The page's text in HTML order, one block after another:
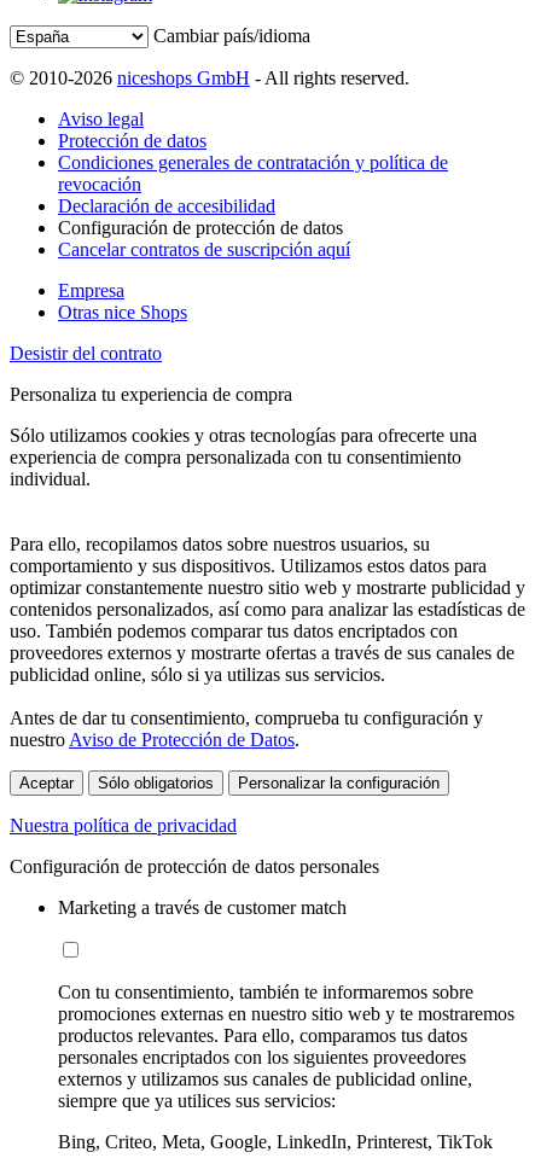
Cambiar país/idioma
© 2010-2026 niceshops GmbH - All rights reserved.
Aviso legal
Protección de datos
Condiciones generales de contratación y política de
revocación
Declaración de accesibilidad
Configuración de protección de datos
Cancelar contratos de suscripción aquí
Empresa
Otras nice Shops
Desistir del contrato
Personaliza tu experiencia de compra
Sólo utilizamos cookies y otras tecnologías para ofrecerte una
experiencia de compra personalizada con tu consentimiento
individual.
Para ello, recopilamos datos sobre nuestros usuarios, su
comportamiento y sus dispositivos. Utilizamos estos datos para
optimizar constantemente nuestro sitio web y mostrarte publicidad y
contenidos personalizados, así como para analizar las estadísticas de
uso. También podemos comparar tus datos encriptados con
proveedores externos y mostrarte ofertas a través de sus canales de
publicidad online, sólo si ya utilizas sus servicios.
Antes de dar tu consentimiento, comprueba tu configuración y
nuestro Aviso de Protección de Datos.
Aceptar Sólo obligatorios Personalizar la configuración
Nuestra política de privacidad
Configuración de protección de datos personales
Marketing a través de customer match
Con tu consentimiento, también te informaremos sobre
promociones externas en nuestro sitio web y te mostraremos
productos relevantes. Para ello, comparamos tus datos
personales encriptados con los siguientes proveedores
externos y utilizamos sus canales de publicidad online,
siempre que ya utilices sus servicios:
Bing, Criteo, Meta, Google, LinkedIn, Printerest, TikTok